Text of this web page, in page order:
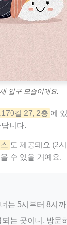
입구 모습이에요.
길 27, 2층 에
니다.
도 제공돼요 (2
수 있을 거예요.
는 5시부터 8시
는 곳이니, 방문